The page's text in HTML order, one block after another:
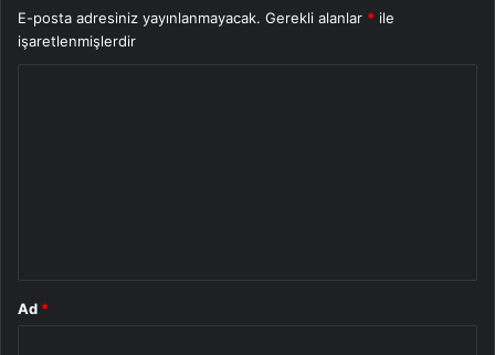
E-posta adresiniz yayınlanmayacak. Gerekli alanlar * ile
işaretlenmişlerdir
Ad *